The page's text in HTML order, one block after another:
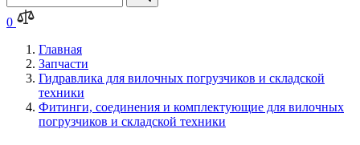
0
Главная
Запчасти
Гидравлика для вилочных погрузчиков и складской
техники
Фитинги, соединения и комплектующие для вилочных
погрузчиков и складской техники